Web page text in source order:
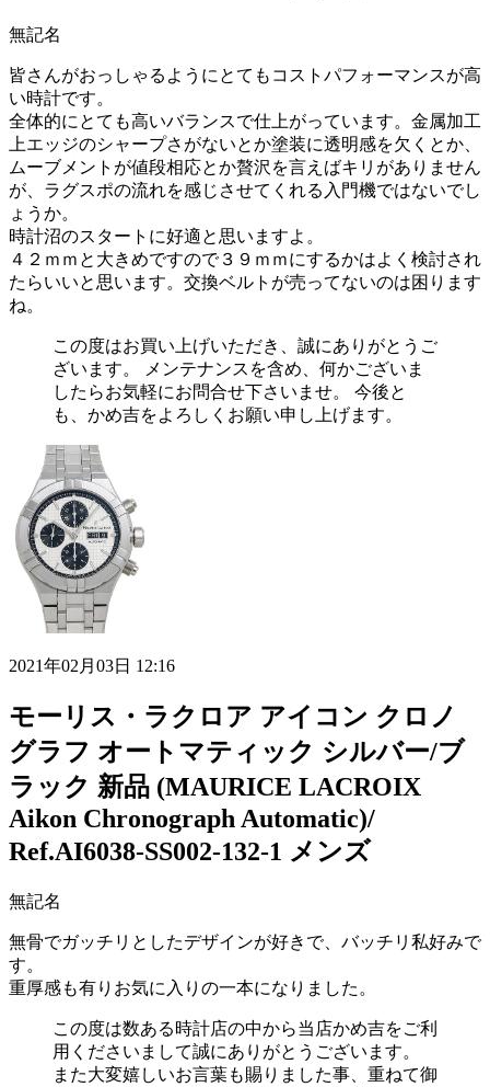
無記名
皆さんがおっしゃるようにとてもコストパフォーマンスが高
い時計です。
全体的にとても高いバランスで仕上がっています。金属加工
上エッジのシャープさがないとか塗装に透明感を欠くとか、
ムーブメントが値段相応とか贅沢を言えばキリがありません
が、ラグスポの流れを感じさせてくれる入門機ではないでし
ょうか。
時計沼のスタートに好適と思いますよ。
４２ｍｍと大きめですので３９ｍｍにするかはよく検討され
たらいいと思います。交換ベルトが売ってないのは困ります
ね。
この度はお買い上げいただき、誠にありがとうご
ざいます。 メンテナンスを含め、何かございま
したらお気軽にお問合せ下さいませ。 今後と
も、かめ吉をよろしくお願い申し上げます。
2021年02月03日 12:16
モーリス・ラクロア アイコン クロノ
グラフ オートマティック シルバー/ブ
ラック 新品 (MAURICE LACROIX
Aikon Chronograph Automatic)/
Ref.AI6038-SS002-132-1 メンズ
無記名
無骨でガッチリとしたデザインが好きで、バッチリ私好みで
す。
重厚感も有りお気に入りの一本になりました。
この度は数ある時計店の中から当店かめ吉をご利
用くださいまして誠にありがとうございます。
また大変嬉しいお言葉も賜りました事、重ねて御